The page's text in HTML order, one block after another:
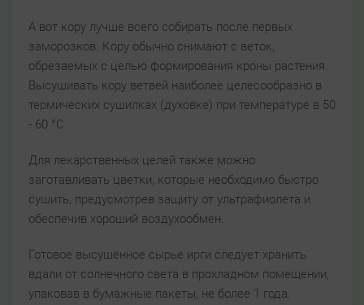
А вот кору лучше всего собирать после первых
заморозков. Кору обычно снимают с веток,
обрезаемых с целью формирования кроны растения.
Высушивать кору ветвей наиболее целесообразно в
термических сушилках (духовке) при температуре в 50
- 60 °C.
Для лекарственных целей также можно
заготавливать цветки, которые необходимо быстро
сушить, предусмотрев защиту от ультрафиолета и
обеспечив хороший воздухообмен.
Готовое высушенное сырье ирги следует хранить
вдали от солнечного света в прохладном помещении,
упаковав в бумажные пакеты, не более 1 года.